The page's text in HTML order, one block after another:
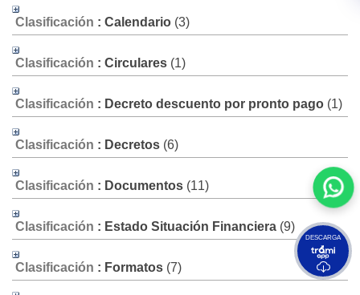
Clasificación : Calendario ‎(3)
Clasificación : Circulares ‎(1)
Clasificación : Decreto descuento por pronto pago ‎(1)
Clasificación : Decretos ‎(6)
Clasificación : Documentos ‎(11)
Clasificación : Estado Situación Financiera ‎(9)
Clasificación : Formatos ‎(7)
DESCARGA